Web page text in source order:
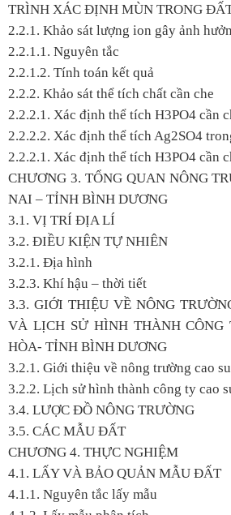
TRÌNH XÁC ĐỊNH MÙN TRONG
2.2.1. Khảo sát lượng ion gây ảnh
2.2.1.1. Nguyên tắc
2.2.1.2. Tính toán kết quả
2.2.2. Khảo sát thể tích chất cần che
2.2.2.1. Xác định thể tích H3PO4 cần
2.2.2.2. Xác định thể tích Ag2SO4
2.2.2.1. Xác định thể tích H3PO4 cần
CHƯƠNG 3. TỔNG QUAN NÔNG
NAI – TỈNH BÌNH DƯƠNG
3.1. VỊ TRÍ ĐỊA LÍ
3.2. ĐIỀU KIỆN TỰ NHIÊN
3.2.1. Địa hình
3.2.3. Khí hậu – thời tiết
3.3. GIỚI THIỆU VỀ NÔNG
VÀ LỊCH SỬ HÌNH THÀNH CÔNG
HÒA- TỈNH BÌNH DƯƠNG
3.2.1. Giới thiệu về nông trường cao
3.2.2. Lịch sử hình thành công ty cao
3.4. LƯỢC ĐỒ NÔNG TRƯỜNG
3.5. CÁC MẪU ĐẤT
CHƯƠNG 4. THỰC NGHIỆM
4.1. LẤY VÀ BẢO QUẢN MẪU ĐẤT
4.1.1. Nguyên tắc lấy mẫu